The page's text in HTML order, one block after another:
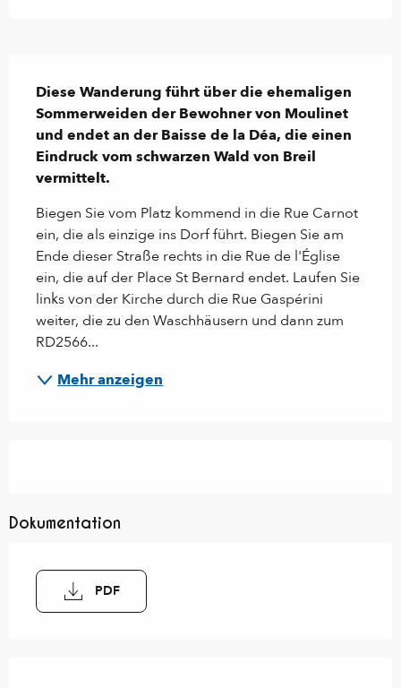
Diese Wanderung führt über die ehemaligen
Sommerweiden der Bewohner von Moulinet
und endet an der Baisse de la Déa, die einen
Eindruck vom schwarzen Wald von Breil
vermittelt.
Biegen Sie vom Platz kommend in die Rue Carnot
ein, die als einzige ins Dorf führt. Biegen Sie am
Ende dieser Straße rechts in die Rue de l'Église
ein, die auf der Place St Bernard endet. Laufen Sie
links von der Kirche durch die Rue Gaspérini
weiter, die zu den Waschhäusern und dann zum
RD2566...
Mehr anzeigen
Dokumentation
PDF